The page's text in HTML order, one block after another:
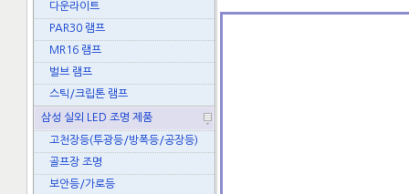
다운라이트
PAR30 램프
MR16 램프
벌브 램프
스틱/크립톤 램프
삼성 실외 LED 조명 제품
고천장등(투광등/방폭등/공장등)
골프장 조명
보안등/가로등